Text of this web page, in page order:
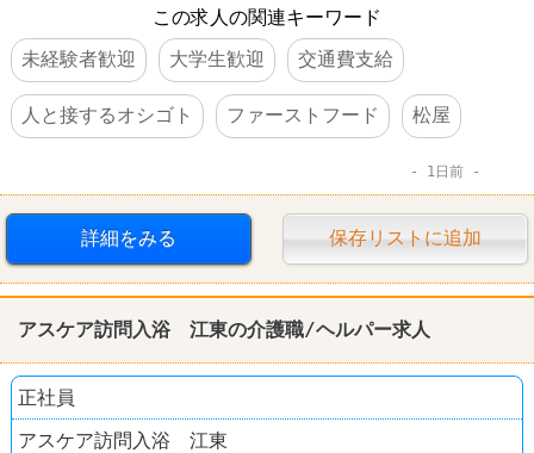
この求人の関連キーワード
未経験者歓迎
大学生歓迎 交通費支給
人と接するオシゴト ファーストフード 松屋
1日前
詳細をみる 保存リストに追加
アスケア訪問入浴 江東の介護職/ヘルパー求人
正社員
アスケア訪問入浴 江東